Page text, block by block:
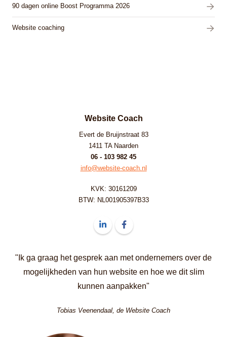
90 dagen online Boost Programma 2026
Website coaching
Website Coach
Evert de Bruijnstraat 83
1411 TA Naarden
06 - 103 982 45
info@website-coach.nl
KVK: 30161209
BTW: NL001905397B33
Volg ons op LinkedIn Website Coach
"Ik ga graag het gesprek aan met ondernemers over de
mogelijkheden van hun website en hoe we dit slim
kunnen aanpakken"
Tobias Veenendaal, de Website Coach